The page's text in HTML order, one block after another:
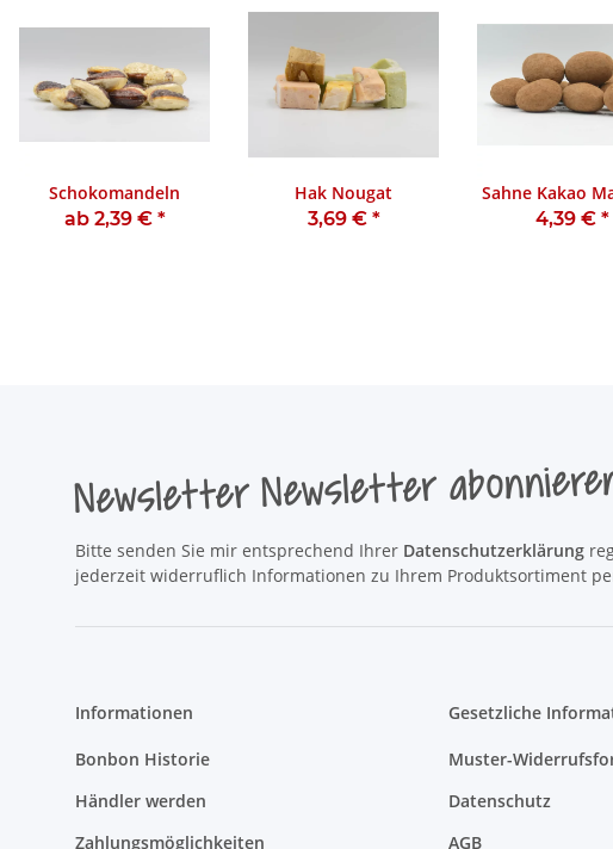
Schokomandeln
ab 2,39 € *
Hak Nougat
3,69 € *
Sahne Kakao
4,39 € *
Newsletter Newsletter
Bitte senden Sie mir entsprechend Ihrer Datenschutzerklärung
jederzeit widerruflich Informationen zu Ihrem Produktsortiment
Informationen
Bonbon Historie
Händler werden
Zahlungsmöglichkeiten
Gesetzliche
Muster-
Datenschutz
AGB